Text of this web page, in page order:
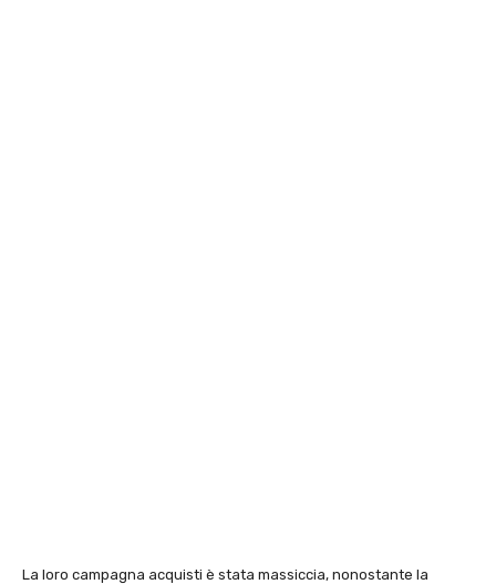
La loro campagna acquisti è stata massiccia, nonostante la